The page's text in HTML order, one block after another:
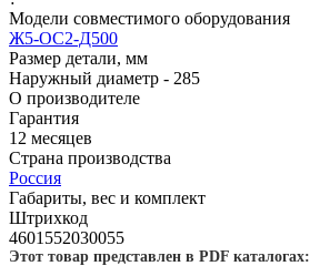
Модели совместимого оборудования
Ж5-ОС2-Д500
Размер детали, мм
Наружный диаметр - 285
О производителе
Гарантия
12 месяцев
Страна производства
Россия
Габариты, вес и комплект
Штрихкод
4601552030055
Этот товар представлен в PDF каталогах: